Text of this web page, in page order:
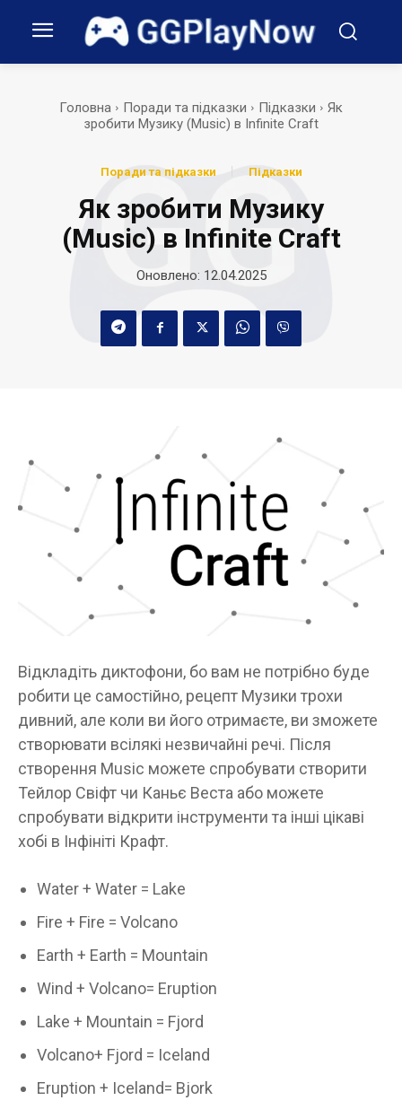
Головна Поради та підказки Підказки
Як
зробити Музику (Music) в Infinite Craft
Поради та підказки Підказки
Як зробити Музику
(Music) в Infinite Craft
Оновлено: 12.04.2025
Відкладіть диктофони, бо вам не потрібно буде
робити це самостійно, рецепт Музики трохи
дивний, але коли ви його отримаєте, ви зможете
створювати всілякі незвичайні речі. Після
створення Music можете спробувати створити
Тейлор Свіфт чи Каньє Веста або можете
спробувати відкрити інструменти та інші цікаві
хобі в Інфініті Крафт.
Water + Water = Lake
Fire + Fire = Volcano
Earth + Earth = Mountain
Wind + Volcano= Eruption
Lake + Mountain = Fjord
Volcano+ Fjord = Iceland
Eruption + Iceland= Bjork